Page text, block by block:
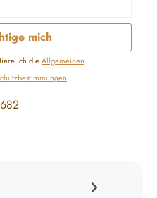
mich
ich dieAllgemeinen
.